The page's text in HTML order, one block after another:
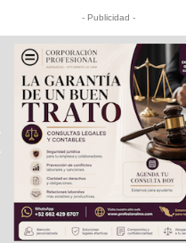
- Publicidad -